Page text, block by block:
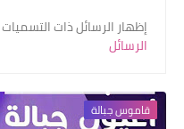
‏إظهار الرسائل ذات التسميات
الرسائل
قاموس جبالة